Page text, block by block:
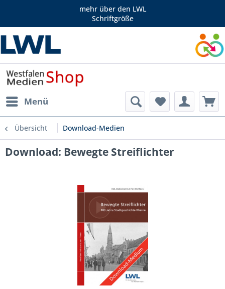
mehr über den LWL
Schriftgröße
Menü
Übersicht Download-Medien
Download: Bewegte Streiflichter